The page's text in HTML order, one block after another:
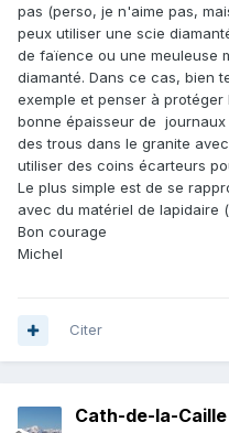
pas (perso, je n'aime pas,
peux utiliser une scie
de faïence ou une meuleuse
diamanté. Dans ce cas, bien
exemple et penser à
bonne épaisseur de journaux
des trous dans le granite
utiliser des coins écarteurs
Le plus simple est de se
avec du matériel de lapidaire
Bon courage
Michel
Citer
Cath-de-la-Caille